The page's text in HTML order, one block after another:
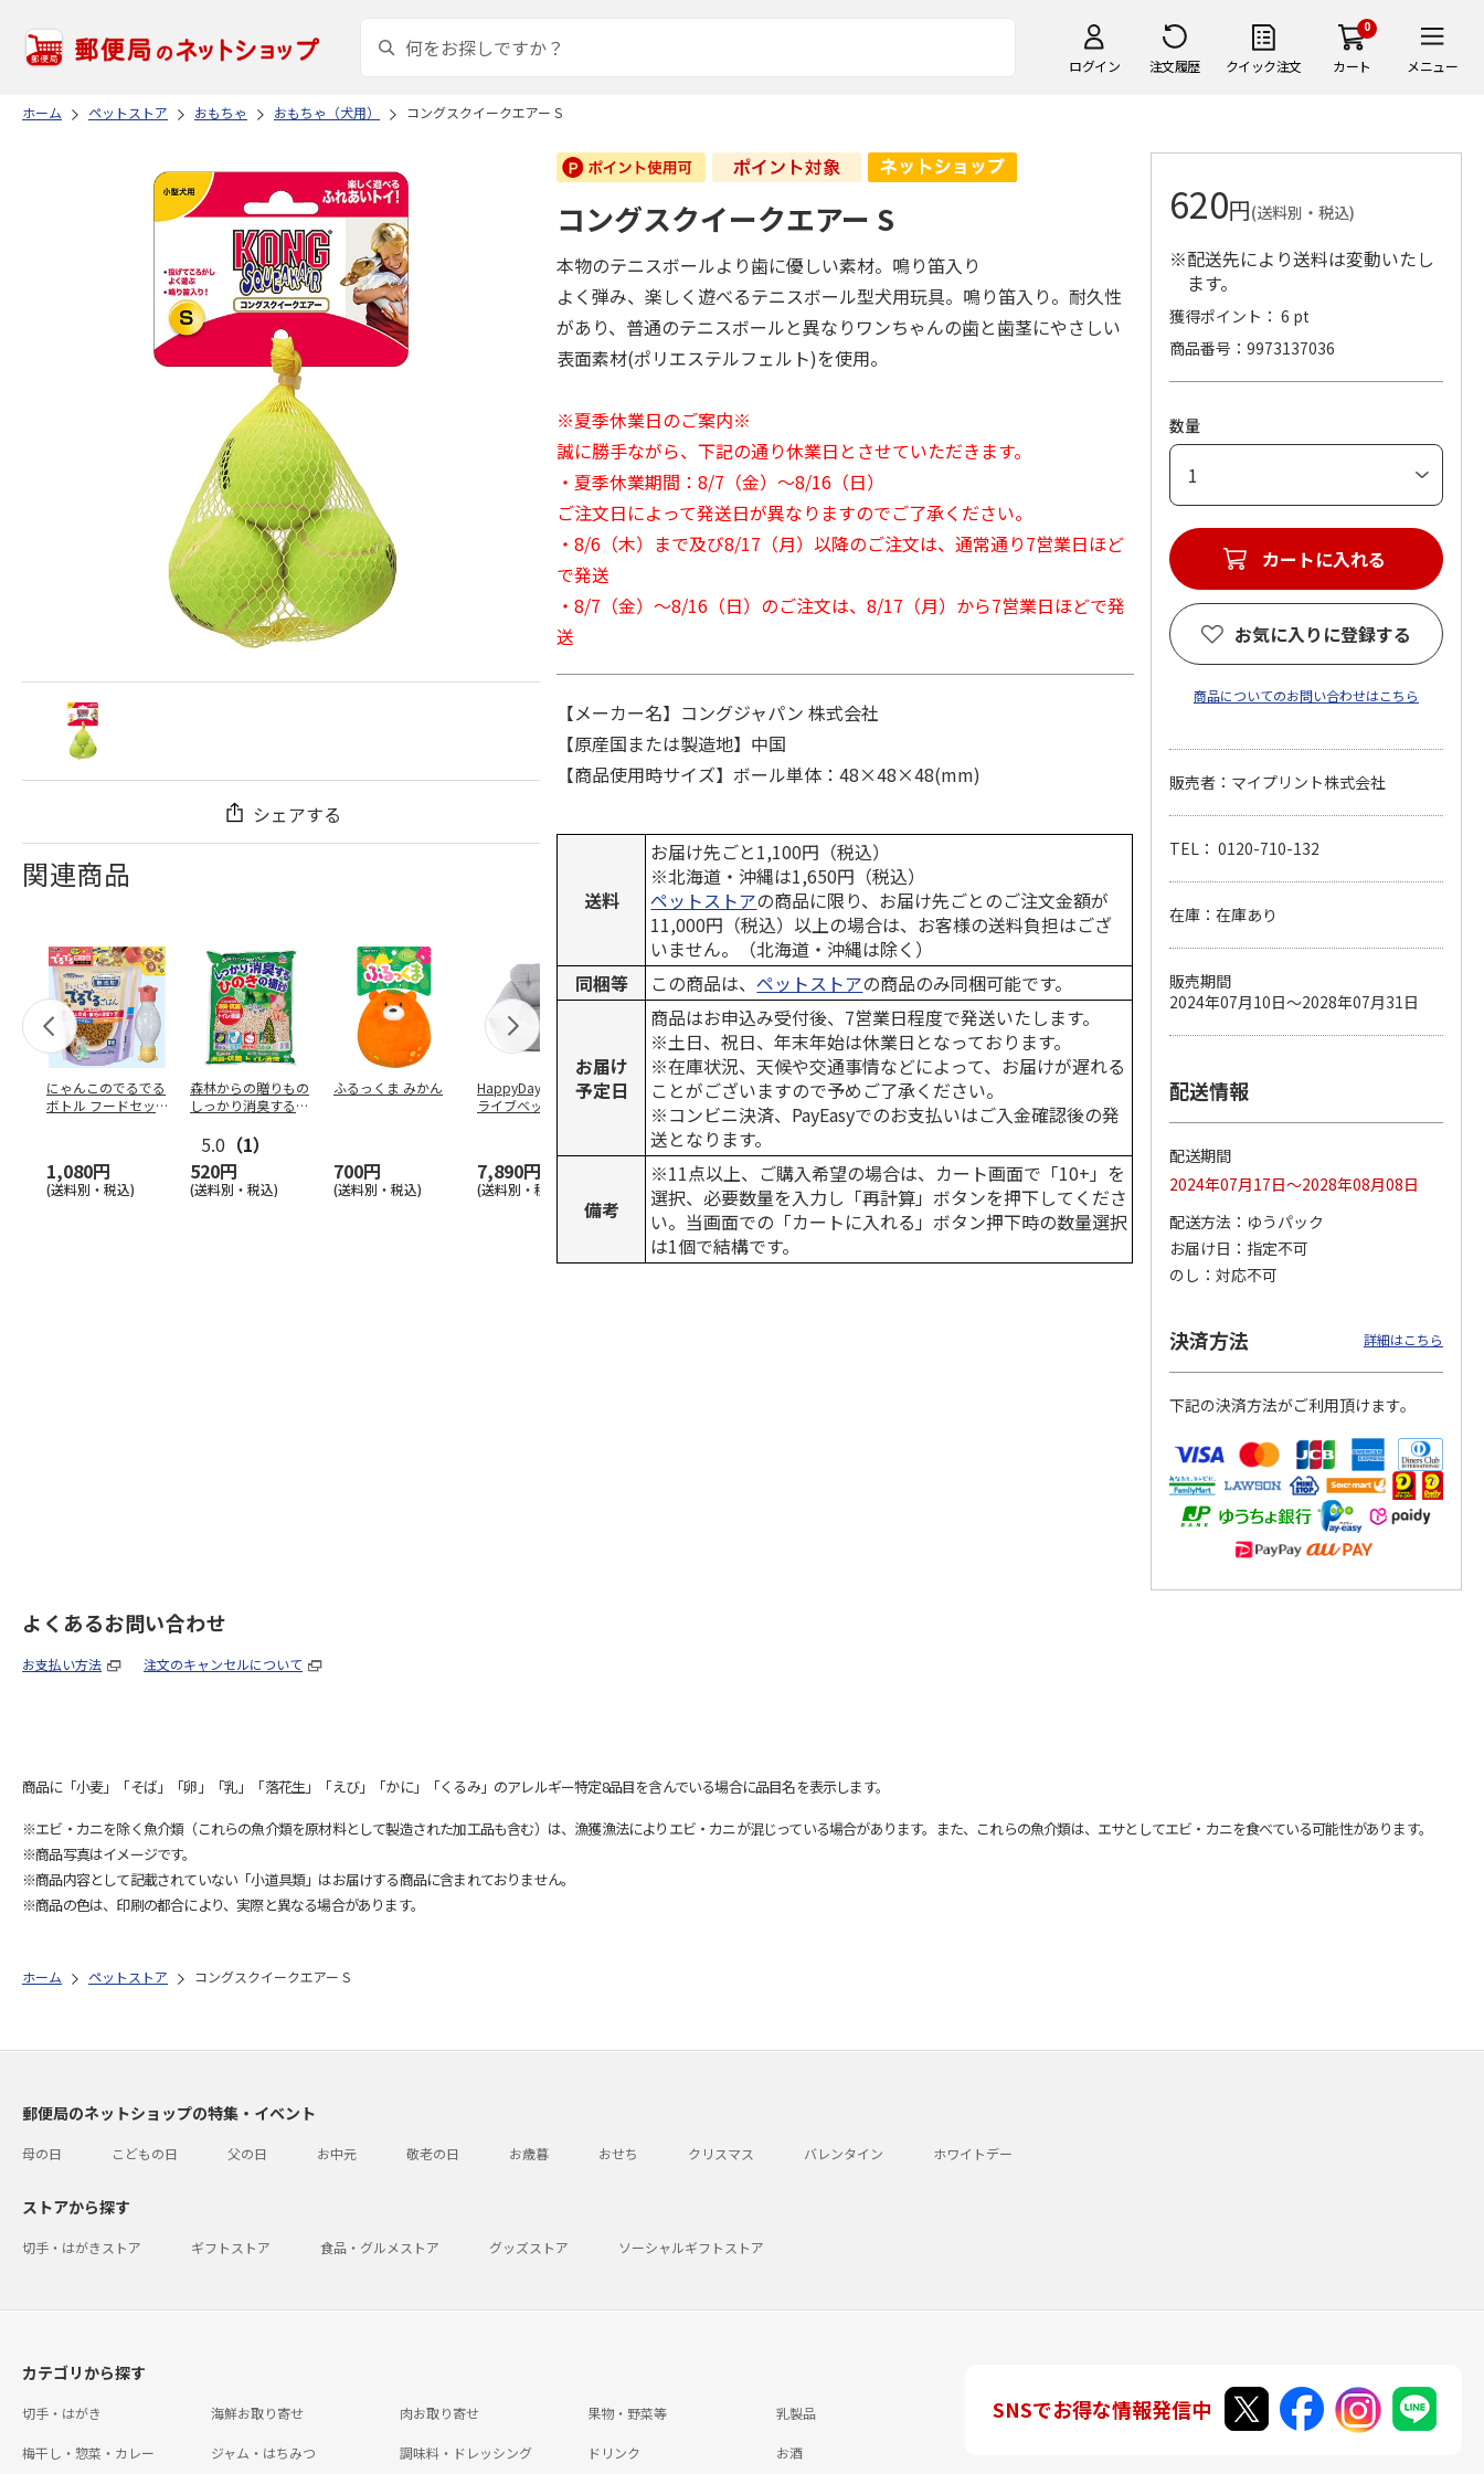
ログイン 注文履歴 クイック注文
0
カート メニュー
ホーム ペットストア おもちゃ おもちゃ（犬用） コングスクイークエアー S
シェアする
関連商品
にゃんこのでるでる
ボトル フードセッ
1,080円
(送料別・税込)
森林からの贈りもの
しっかり消臭するひ
5.0 （1）
520円
(送料別・税込)
ふるっくま みかん
700円
(送料別・税込)
HappyDays 2wayド
ライブベッド グレ
7,890円
(送料別・税込)
獣医師開発 ニオイ
をとる砂専用 猫ト
イレ ナチュラルグ
1,550円
(送料別・税込)
デオトイレ 飛び散
らない消臭・抗菌サ
ンド 4L
1,320円
(送料別・税込)
無添加良品 カムカ
ムデンタルコーン
ぐるぐるボーン型 S
470円
(送料別・税込)
チ 健康に育つ子ね
こ用 まぐろ・かつ
120円
(送料別・税込)
ペット線香 虹のか
なた フルーティフ
ローラルの香り
590円
(送料別・税込)
100円
(送料別・税込)
コングスクイークエアー S
本物のテニスボールより歯に優しい素材。鳴り笛入り
よく弾み、楽しく遊べるテニスボール型犬用玩具。鳴り笛入り。耐久性
があり、普通のテニスボールと異なりワンちゃんの歯と歯茎にやさしい
表面素材(ポリエステルフェルト)を使用。
※夏季休業日のご案内※
誠に勝手ながら、下記の通り休業日とさせていただきます。
・夏季休業期間：8/7（金）～8/16（日）
ご注文日によって発送日が異なりますのでご了承ください。
・8/6（木）まで及び8/17（月）以降のご注文は、通常通り7営業日ほど
で発送
・8/7（金）～8/16（日）のご注文は、8/17（月）から7営業日ほどで発
送
【メーカー名】コングジャパン 株式会社
【原産国または製造地】中国
【商品使用時サイズ】ボール単体：48×48×48(mm)
送料
お届け先ごと1,100円（税込）
※北海道・沖縄は1,650円（税込）
ペットストアの商品に限り、お届け先ごとのご注文金額が
11,000円（税込）以上の場合は、お客様の送料負担はござ
いません。（北海道・沖縄は除く）
同梱等
この商品は、ペットストアの商品のみ同梱可能です。
お届け
予定日
商品はお申込み受付後、7営業日程度で発送いたします。
※土日、祝日、年末年始は休業日となっております。
※在庫状況、天候や交通事情などによって、お届けが遅れる
ことがございますので予めご了承ください。
※コンビニ決済、PayEasyでのお支払いはご入金確認後の発
送となります。
備考
※11点以上、ご購入希望の場合は、カート画面で「10+」を
選択、必要数量を入力し「再計算」ボタンを押下してくださ
い。当画面での「カートに入れる」ボタン押下時の数量選択
は1個で結構です。
620円(送料別・税込)
※配送先により送料は変動いたし
ます。
獲得ポイント： 6 pt
商品番号
9973137036
数量
カートに入れる
お気に入りに登録する
商品についてのお問い合わせはこちら
販売者：マイプリント株式会社
TEL： 0120-710-132
在庫：在庫あり
販売期間
2024年07月10日～2028年07月31日
配送情報
配送期間
2024年07月17日～2028年08月08日
配送方法
ゆうパック
お届け日
指定不可
のし
対応不可
決済方法 詳細はこちら
下記の決済方法がご利用頂けます。
よくあるお問い合わせ
お支払い方法 注文のキャンセルについて
商品に「小麦」「そば」「卵」「乳」「落花生」「えび」「かに」「くるみ」のアレルギー特定8品目を含んでいる場合に品目名を表示します。
※エビ・カニを除く魚介類（これらの魚介類を原材料として製造された加工品も含む）は、漁獲漁法によりエビ・カニが混じっている場合があります。また、これらの魚介類は、エサとしてエビ・カニを食べている可能性があります。
※商品写真はイメージです。
※商品内容として記載されていない「小道具類」はお届けする商品に含まれておりません。
※商品の色は、印刷の都合により、実際と異なる場合があります。
ホーム ペットストア コングスクイークエアー S
郵便局のネットショップの特集・イベント
母の日 こどもの日 父の日 お中元 敬老の日 お歳暮 おせち クリスマス バレンタイン ホワイトデー
ストアから探す
切手・はがきストア ギフトストア 食品・グルメストア グッズストア ソーシャルギフトストア
カテゴリから探す
切手・はがき 海鮮お取り寄せ 肉お取り寄せ 果物・野菜等 乳製品
梅干し・惣菜・カレー ジャム・はちみつ 調味料・ドレッシング ドリンク お酒
SNSでお得な情報発信中